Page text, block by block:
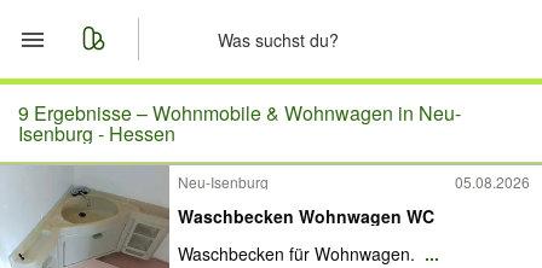
Start
Merkliste
Nachrichten
9 Ergebnisse –Wohnmobile & Wohnwagen in Neu-
Isenburg - Hessen
Neu-Isenburg 05.08.2026
Waschbecken Wohnwagen WC
Waschbecken für Wohnwagen. ...